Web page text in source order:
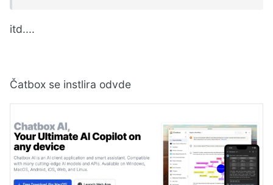
itd....
Čatbox se instlira odvde